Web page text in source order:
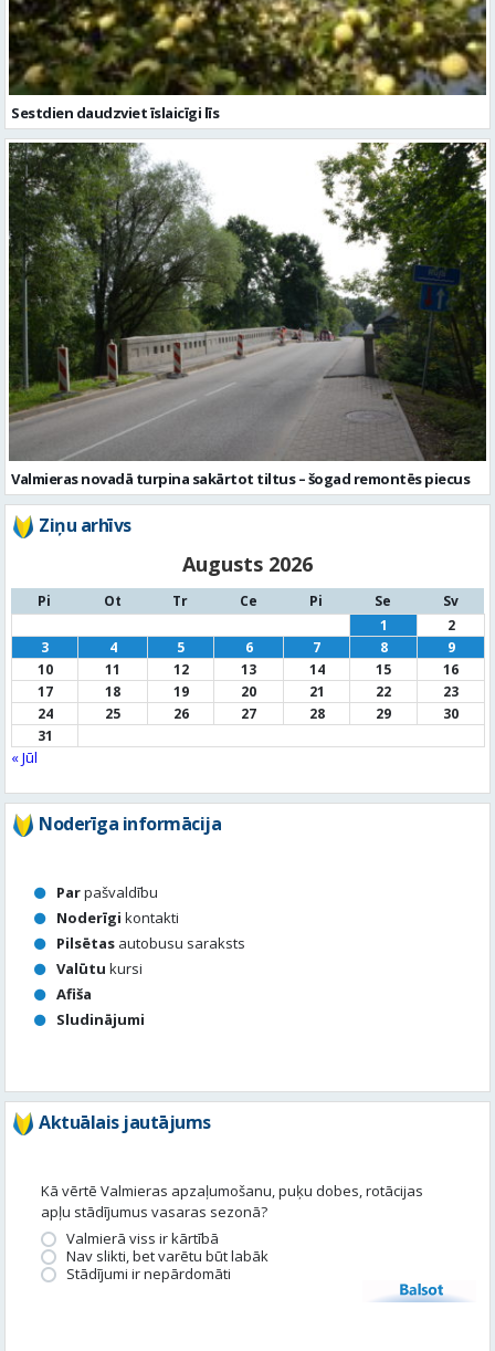
Sestdien daudzviet īslaicīgi līs
Valmieras novadā turpina sakārtot tiltus – šogad remontēs piecus
Ziņu arhīvs
Augusts 2026
Pi Ot Tr Ce Pi Se
Sv
1
2
3
4 5 6 7 8
9
10
11 12 13 14 15
16
17
18 19 20 21 22
23
24
25 26 27 28 29
30
31
« Jūl
Noderīga informācija
Parpašvaldību
Noderīgi kontakti
Pilsētas autobusu saraksts
Valūtu kursi
Afiša
Sludinājumi
Aktuālais jautājums
Kā vērtē Valmieras apzaļumošanu, puķu dobes, rotācijas
apļu stādījumus vasaras sezonā?
Valmierā viss ir kārtībā
Nav slikti, bet varētu būt labāk
Stādījumi ir nepārdomāti
Balsot